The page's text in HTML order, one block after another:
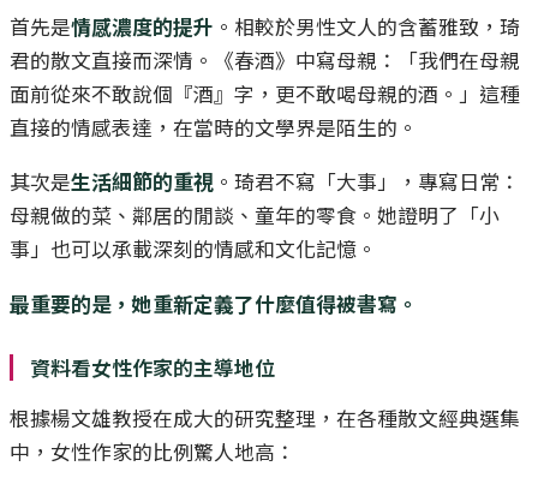
首先是情感濃度的提升 。相較於男性文人的含蓄雅致，琦
君的散文直接而深情。《春酒》中寫母親：「我們在母親
面前從來不敢說個『酒』字，更不敢喝母親的酒。」這種
直接的情感表達，在當時的文學界是陌生的。
其次是生活細節的重視 。琦君不寫「大事」，專寫日常：
母親做的菜、鄰居的閒談、童年的零食。她證明了「小
事」也可以承載深刻的情感和文化記憶。
最重要的是，她重新定義了什麼值得被書寫。
資料看女性作家的主導地位
根據楊文雄教授在成大的研究整理，在各種散文經典選集
中，女性作家的比例驚人地高：